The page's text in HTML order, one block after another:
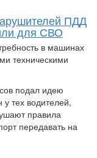
ПДД
для СВО
в машинах
техническими
подал идею
тех водителей,
правила
передавать на